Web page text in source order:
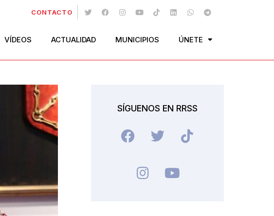
CONTACTO
VÍDEOS ACTUALIDAD MUNICIPIOS ÚNETE
SÍGUENOS EN RRSS